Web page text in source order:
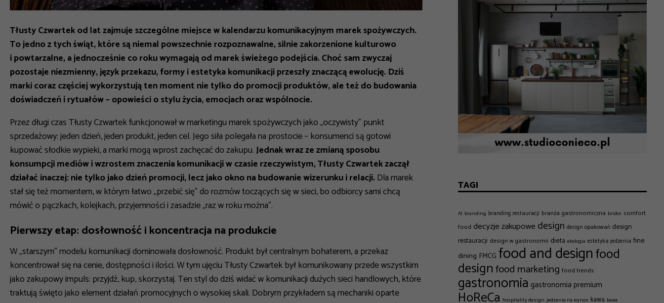
Tłusty Czwartek od lat zajmuje szczególne miejsce w kalendarzu komunikacyjnym marek spożywczych.
To jedno z tych świąt, które są niemal powszechnie rozpoznawalne, silnie zakorzenione kulturowo
i powtarzalne, a jednocześnie co roku wymagają od marek świeżego podejścia. Choć sam zwyczaj
pozostaje niezmienny, język przekazu, formy i estetyka komunikacji przeszły znaczącą ewolucję. Dziś
marki coraz częściej wykorzystują ten moment nie tylko do promocji produktów, ale też do budowania
doświadczeń i rytuałów – opowieści o stylu życia, emocjach oraz wspólnocie.
Przez długi czas Tłusty Czwartek funkcjonował w marketingu marek spożywczych jako „oczywisty” punkt
sprzedażowy: jeden dzień, jeden produkt, jeden cel. Jego siła polegała na prostocie – konsumenci są gotowi
kupować słodkie wypieki, a marki mogą wprost zachęcać do zakupu. Jednak wraz ze zmianą sposobu
konsumpcji mediów i wzrostem znaczenia komunikacji w czasie rzeczywistym, Tłusty Czwartek zaczął
działać inaczej: nie tylko jako dzień promocji, lecz jako okno na budowanie wizerunku i relacji.Dla marek
stał się też momentem, w którym łatwo „przebić się” do rozmów toczących się w sieci, bo odbiorcy sami chcą
mówić o pączkach, kolejkach, przyjemności i zasadzie „raz w roku można”.
Pierwszy etap: dosłowność i koncentracja na produkcie
W „starszym” modelu komunikacji dominowała dosłowność. Produkt był centralnym bohaterem, a przekaz
koncentrował się na cenie, dostępności i ilości. W tym ujęciu Tłusty Czwartek był komunikowany przede wszystkim
jako zakupowy impuls: przyjdź, kup, skorzystaj. Ten styl do dziś widać w komunikacji dużych sieci handlowych, które
traktują święto jako element działań promocyjnych o wysokiej skali. Dobrym przykładem są mechaniki oparte
TAGI
AI branding branding restauracji branża gastronomiczna bridor comfort
food decyzje zakupowe design design opakowań design
restauracji design w gastronomii dieta ekologia estetyka jedzenia fine
dining FMCG food and designfood
designfood marketing food trends
gastronomia gastronomia premium
HoReCa hospitality design jedzenie na wynos kawa kawa